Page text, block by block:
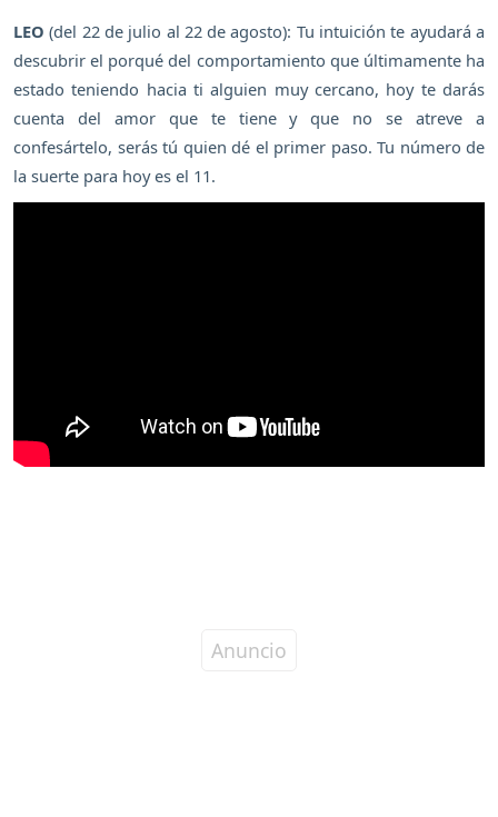
LEO (del 22 de julio al 22 de agosto): Tu intuición te ayudará a
descubrir el porqué del comportamiento que últimamente ha
estado teniendo hacia ti alguien muy cercano, hoy te darás
cuenta del amor que te tiene y que no se atreve a
confesártelo, serás tú quien dé el primer paso. Tu número de
la suerte para hoy es el 11.